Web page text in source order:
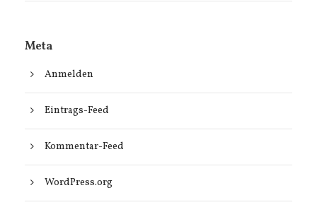
Meta
Anmelden
Eintrags-Feed
Kommentar-Feed
WordPress.org